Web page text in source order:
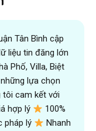
Tân Bình cập
liệu tin đăng lớn
Phố, Villa, Biệt
lựa chọn
tôi cam kết với
hợp lý
100%
pháp lý
Nhanh